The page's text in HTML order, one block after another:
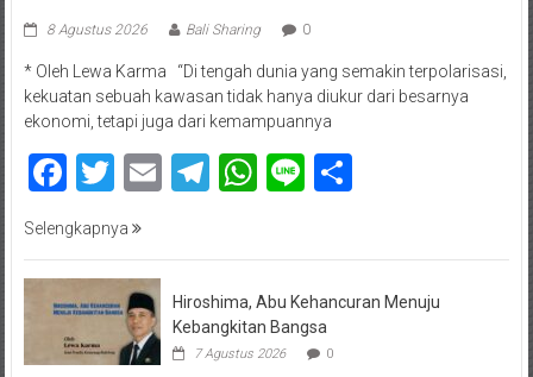
8 Agustus 2026 Bali Sharing 0
* Oleh Lewa Karma “Di tengah dunia yang semakin terpolarisasi,
kekuatan sebuah kawasan tidak hanya diukur dari besarnya
ekonomi, tetapi juga dari kemampuannya
Facebook
Twitter
EmailTelegram
WhatsApp
LineShare
Selengkapnya
Hiroshima, Abu Kehancuran Menuju
Kebangkitan Bangsa
7 Agustus 2026 0